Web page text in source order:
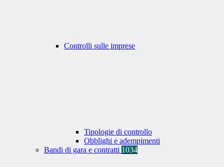
Controlli sulle imprese
Tipologie di controllo
Obblighi e adempimenti
Bandi di gara e contratti 1034